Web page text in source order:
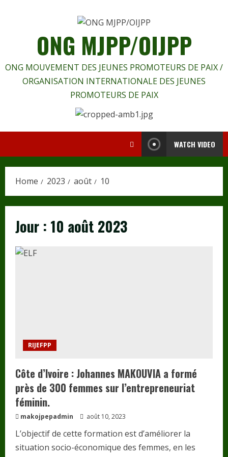
ONG MJPP/OIJPP
ONG MOUVEMENT DES JEUNES PROMOTEURS DE PAIX /
ORGANISATION INTERNATIONALE DES JEUNES
PROMOTEURS DE PAIX
WATCH VIDEO
Home 2023 août 10
Jour : 10 août 2023
RIJEFPP
Côte d’Ivoire : Johannes MAKOUVIA a formé
près de 300 femmes sur l’entrepreneuriat
féminin.
makojpepadmin août 10, 2023
L’objectif de cette formation est d’améliorer la
situation socio-économique des femmes, en les